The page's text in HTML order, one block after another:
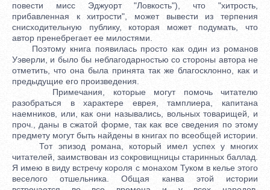
повести мисс Эджуорт "Ловкость"), что "хитрость,
прибавленная к хитрости", может вывести из терпения
снисходительную публику, которая может подумать, что
автор пренебрегает ее милостями.
Поэтому книга появилась просто как один из романов
Уэверли, и было бы неблагодарностью со стороны автора не
отметить, что она была принята так же благосклонно, как и
предыдущие его произведения.
Примечания, которые могут помочь читателю
разобраться в характере еврея, тамплиера, капитана
наемников, или, как они назывались, вольных товарищей, и
проч., даны в сжатой форме, так как все сведения по этому
предмету могут быть найдены в книгах по всеобщей истории.
Тот эпизод романа, который имел успех у многих
читателей, заимствован из сокровищницы старинных баллад.
Я имею в виду встречу короля с монахом Туком в келье этого
веселого отшельника. Общая канва этой истории